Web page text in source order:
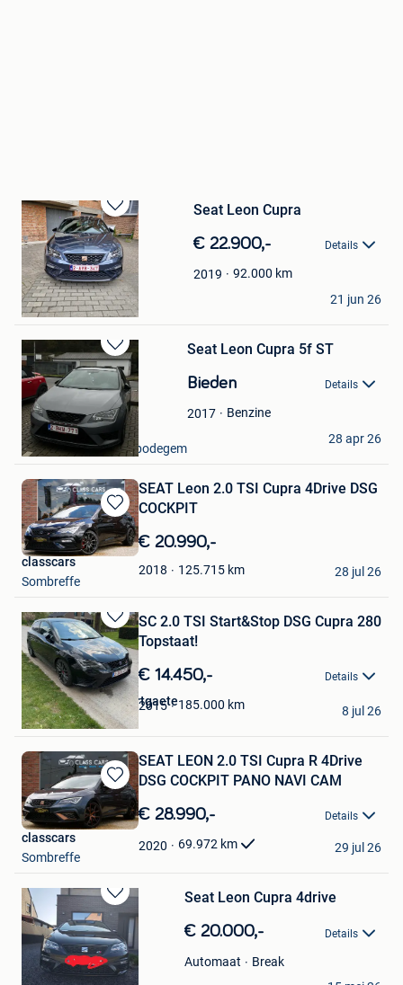
Bewaren
in
Mijn
Favorieten
Seat Leon Cupra
€ 22.900,- Details
2019 92.000 km
Mick
Sint-Pieters-Leeuw
21 jun 26
Bewaren
in
Mijn
Favorieten
Seat Leon Cupra 5f ST
Bieden Details
2017
Benzine
Ivone Fernandes
Haaltert + Deel Erembodegem
28 apr 26
Bewaren
in
Mijn
Favorieten
SEAT Leon 2.0 TSI Cupra 4Drive DSG
COCKPIT
€ 20.990,-
2018 125.715 km
classcars
Sombreffe
28 jul 26
Bewaren
in
Mijn
Favorieten
SC 2.0 TSI Start&Stop DSG Cupra 280
Topstaat!
€ 14.450,- Details
2015 185.000 km
Mihaly Van den Noortgaete
Drongen
8 jul 26
Bewaren
in
Mijn
Favorieten
SEAT LEON 2.0 TSI Cupra R 4Drive
DSG COCKPIT PANO NAVI CAM
€ 28.990,- Details
2020 69.972 km
classcars
Sombreffe
29 jul 26
Bewaren
in
Mijn
Favorieten
Seat Leon Cupra 4drive
€ 20.000,- Details
Automaat
Break
Dennis